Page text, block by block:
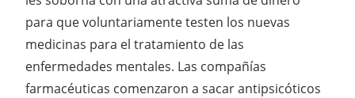
para que voluntariamente testen los nuevas
medicinas para el tratamiento de las
enfermedades mentales. Las compañías
farmacéuticas comenzaron a sacar antipsicóticos